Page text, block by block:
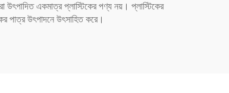
উৎপাদিত একমাত্র প্লাস্টিকের পণ্য নয়। প্লাস্টিকের
পাত্র উৎপাদনে উৎসাহিত করে।